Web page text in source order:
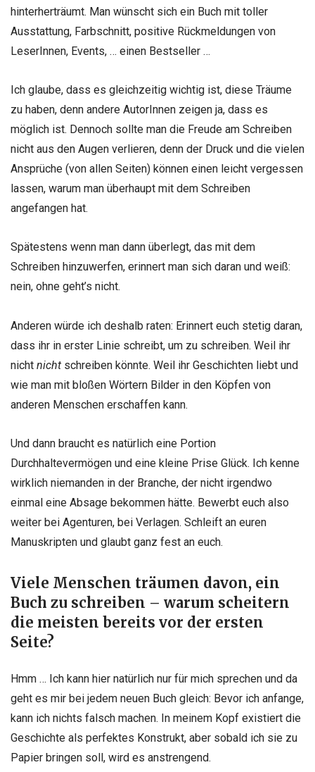
hinterherträumt. Man wünscht sich ein Buch mit toller
Ausstattung, Farbschnitt, positive Rückmeldungen von
LeserInnen, Events, … einen Bestseller …
Ich glaube, dass es gleichzeitig wichtig ist, diese Träume
zu haben, denn andere AutorInnen zeigen ja, dass es
möglich ist. Dennoch sollte man die Freude am Schreiben
nicht aus den Augen verlieren, denn der Druck und die vielen
Ansprüche (von allen Seiten) können einen leicht vergessen
lassen, warum man überhaupt mit dem Schreiben
angefangen hat.
Spätestens wenn man dann überlegt, das mit dem
Schreiben hinzuwerfen, erinnert man sich daran und weiß:
nein, ohne geht’s nicht.
Anderen würde ich deshalb raten: Erinnert euch stetig daran,
dass ihr in erster Linie schreibt, um zu schreiben. Weil ihr
nicht nicht schreiben könnte. Weil ihr Geschichten liebt und
wie man mit bloßen Wörtern Bilder in den Köpfen von
anderen Menschen erschaffen kann.
Und dann braucht es natürlich eine Portion
Durchhaltevermögen und eine kleine Prise Glück. Ich kenne
wirklich niemanden in der Branche, der nicht irgendwo
einmal eine Absage bekommen hätte. Bewerbt euch also
weiter bei Agenturen, bei Verlagen. Schleift an euren
Manuskripten und glaubt ganz fest an euch.
Viele Menschen träumen davon, ein
Buch zu schreiben – warum scheitern
die meisten bereits vor der ersten
Seite?
Hmm … Ich kann hier natürlich nur für mich sprechen und da
geht es mir bei jedem neuen Buch gleich: Bevor ich anfange,
kann ich nichts falsch machen. In meinem Kopf existiert die
Geschichte als perfektes Konstrukt, aber sobald ich sie zu
Papier bringen soll, wird es anstrengend.